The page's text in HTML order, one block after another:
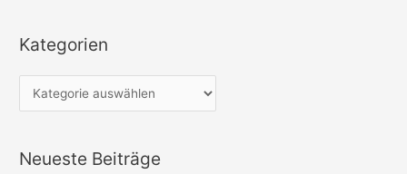
Kategorien
K
e
o
Neueste Beiträge